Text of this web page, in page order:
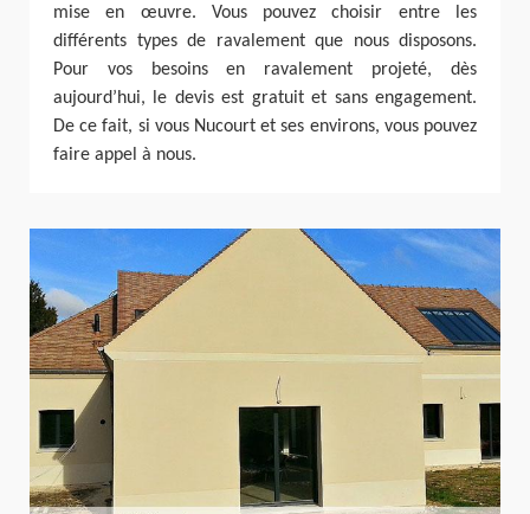
mise en œuvre. Vous pouvez choisir entre les
différents types de ravalement que nous disposons.
Pour vos besoins en ravalement projeté, dès
aujourd’hui, le devis est gratuit et sans engagement.
De ce fait, si vous Nucourt et ses environs, vous pouvez
faire appel à nous.